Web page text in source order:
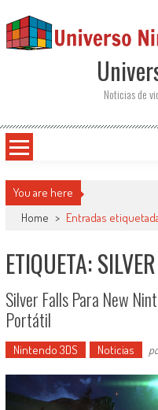
Noticias de
You are here
Home > Entradas
ETIQUETA:
Silver Falls Para New
Portátil
Nintendo 3DS Noticias